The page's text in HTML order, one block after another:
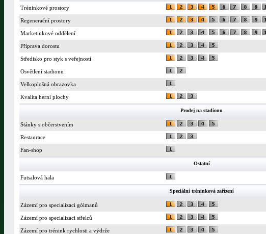
Tréninkové prostory
Regenerační prostory
Marketinkové oddělení
Příprava dorostu
Středisko pro styk s veřejností
Osvětlení stadionu
Velkoplošná obrazovka
Kvalita herní plochy
Prodej na stadionu
Stánky s občerstvením
Restaurace
Fan-shop
Ostatní
Futsalová hala
Speciální tréninková zařízení
Zázemí pro specializaci gólmanů
Zázemí pro specializaci střelců
Zázemí pro trénink rychlosti a výdrže